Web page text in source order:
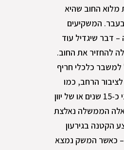
מלוא החוב שהיא
המשקיעים
– דבר שיגדיל עוד
להחזיר את החוב.
למשבר כלכלי חריף
הרחב, כמו
במקרה של ארגנטינה לפני כ-15 שנים או של יוון
כאלה הממשלה נאלצת
הקטנה בגירעון
– כאשר המשק נמצא